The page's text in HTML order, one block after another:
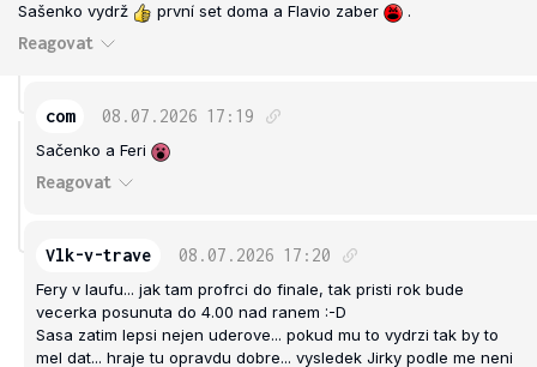
Sašenko vydrž první set doma a Flavio zaber .
Reagovat
com 08.07.2026 17:19
Sačenko a Feri
Reagovat
Vlk-v-trave 08.07.2026 17:20
Fery v laufu... jak tam profrci do finale, tak pristi rok bude
vecerka posunuta do 4.00 nad ranem :-D
Sasa zatim lepsi nejen uderove... pokud mu to vydrzi tak by to
mel dat... hraje tu opravdu dobre... vysledek Jirky podle me neni